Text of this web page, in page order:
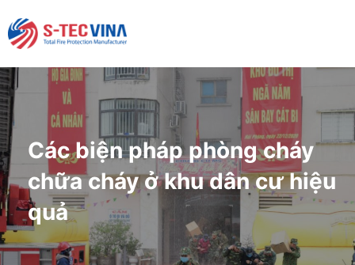
Các biện pháp phòng cháy
chữa cháy ở khu dân cư hiệu
quả